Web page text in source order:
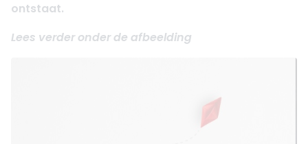
ontstaat.
Lees verder onder de afbeelding